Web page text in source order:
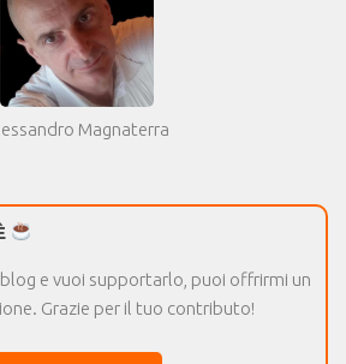
Magnaterra
e vuoi supportarlo, puoi offrirmi un
Grazie per il tuo contributo!